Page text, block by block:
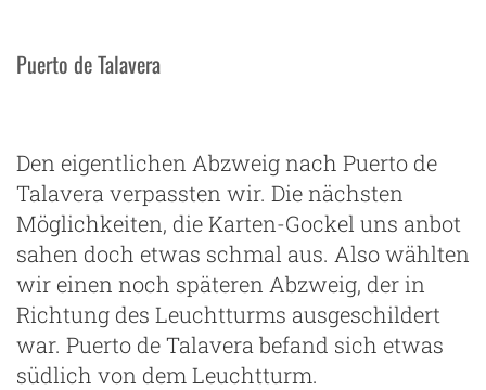
Puerto de Talavera
Den eigentlichen Abzweig nach Puerto de
Talavera verpassten wir. Die nächsten
Möglichkeiten, die Karten-Gockel uns anbot
sahen doch etwas schmal aus. Also wählten
wir einen noch späteren Abzweig, der in
Richtung des Leuchtturms ausgeschildert
war. Puerto de Talavera befand sich etwas
südlich von dem Leuchtturm.